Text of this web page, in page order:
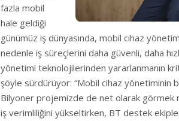
fazla mobil
hale geldiği
günümüz iş dünyasında, mobil cihaz
nedenle iş süreçlerini daha güvenli, daha
yönetimi teknolojilerinden yararlanmanın
şöyle sürdürüyor: “Mobil cihaz yönetiminin
Bilyoner projemizde de net olarak görmek
iş verimliliğini yükseltirken, BT destek